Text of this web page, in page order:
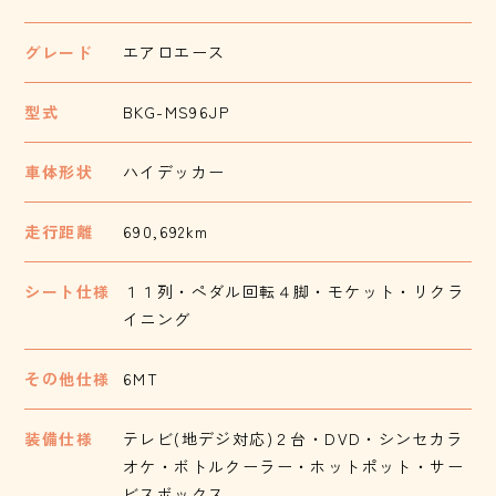
グレード エアロエース
型式 BKG-MS96JP
車体形状 ハイデッカー
走行距離 690,692km
シート仕様
１１列・ペダル回転４脚・モケット・リクラ
イニング
その他仕様 6MT
装備仕様
テレビ(地デジ対応)２台・DVD・シンセカラ
オケ・ボトルクーラー・ホットポット・サー